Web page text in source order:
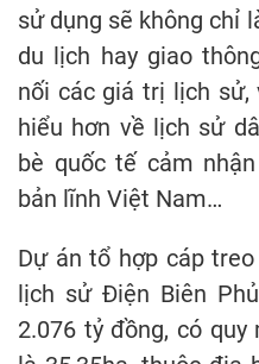
sử dụng sẽ không chỉ
du lịch hay giao
nối các giá trị lịch sử,
hiểu hơn về lịch sử
bè quốc tế cảm
bản lĩnh Việt Nam…
Dự án tổ hợp cáp
lịch sử Điện Biên
2.076 tỷ đồng, có